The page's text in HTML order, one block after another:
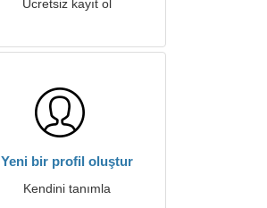
Ücretsiz kayıt ol
Yeni bir profil oluştur
Kendini tanımla